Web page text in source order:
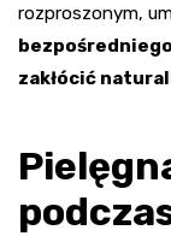
rozproszonym,
zakłócić